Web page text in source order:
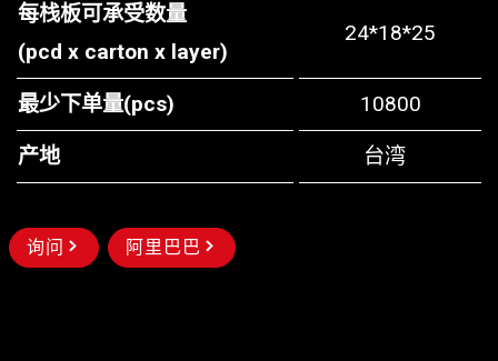
每栈板可承受数量
(pcd x carton x layer)
24*18*25
最少下单量(pcs) 10800
产地 台湾
询问 阿里巴巴